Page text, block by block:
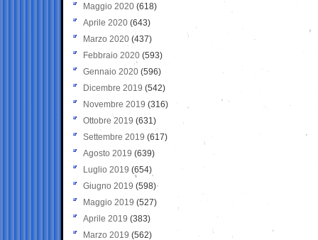
Maggio 2020 (618)
Aprile 2020 (643)
Marzo 2020 (437)
Febbraio 2020 (593)
Gennaio 2020 (596)
Dicembre 2019 (542)
Novembre 2019 (316)
Ottobre 2019 (631)
Settembre 2019 (617)
Agosto 2019 (639)
Luglio 2019 (654)
Giugno 2019 (598)
Maggio 2019 (527)
Aprile 2019 (383)
Marzo 2019 (562)